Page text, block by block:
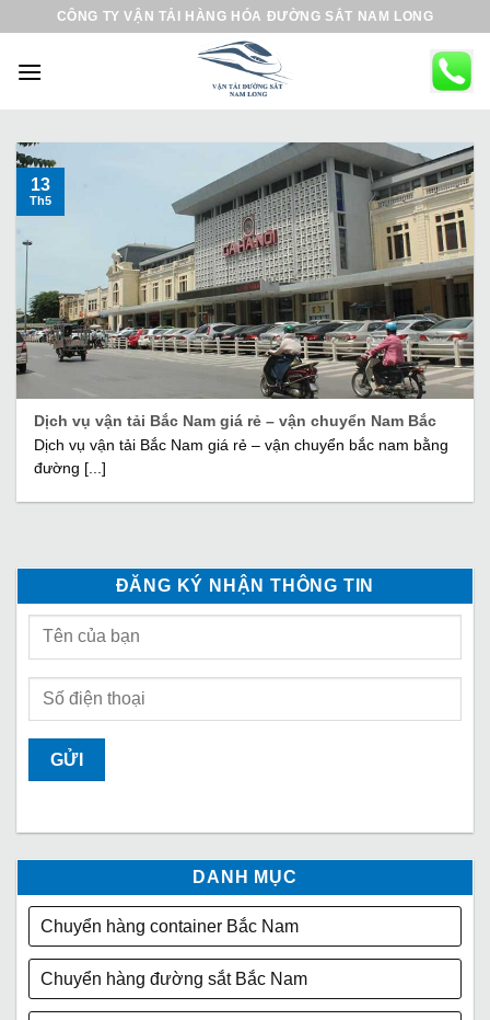
CÔNG TY VẬN TẢI HÀNG HÓA ĐƯỜNG SẮT NAM LONG
Dịch vụ vận tải Bắc Nam giá rẻ – vận chuyển Nam Bắc
Dịch vụ vận tải Bắc Nam giá rẻ – vận chuyển bắc nam bằng
đường [...]
13
Th5
ĐĂNG KÝ NHẬN THÔNG TIN
DANH MỤC
Chuyển hàng container Bắc Nam
Chuyển hàng đường sắt Bắc Nam